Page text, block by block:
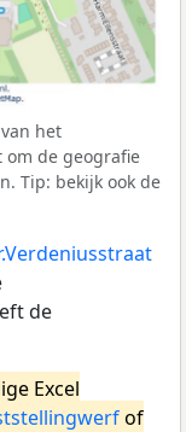
het
om de geografie
Tip: bekijk ook de
de
Excel
of